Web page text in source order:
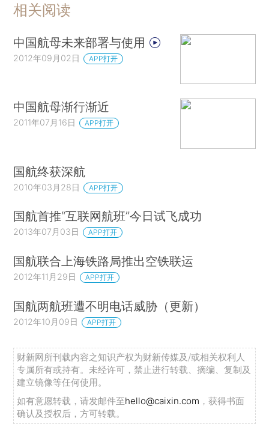
相关阅读
中国航母未来部署与使用
2012年09月02日 APP打开
中国航母渐行渐近
2011年07月16日 APP打开
国航终获深航
2010年03月28日 APP打开
国航首推“互联网航班”今日试飞成功
2013年07月03日 APP打开
国航联合上海铁路局推出空铁联运
2012年11月29日 APP打开
国航两航班遭不明电话威胁（更新）
2012年10月09日 APP打开
财新网所刊载内容之知识产权为财新传媒及/或相关权利人
专属所有或持有。未经许可，禁止进行转载、摘编、复制及
建立镜像等任何使用。
如有意愿转载，请发邮件至hello@caixin.com ，获得书面
确认及授权后，方可转载。